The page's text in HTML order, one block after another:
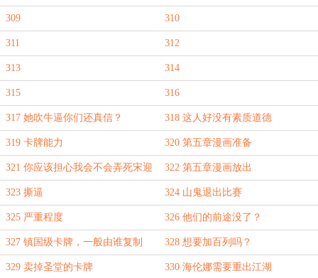
309 310
311 312
313 314
315 316
317 她吹牛逼你们还真信？ 318 这人好没有素质道德
319 卡牌能力 320 第五章漫画准备
321 你应该担心我会不会弄死宋迎
沉
322 第五章漫画放出
323 撕逼 324 山鬼退出比赛
325 严重程度 326 他们的前途没了？
327 镇国级卡牌，一般由谁复制 328 想要加百列吗？
329 卖掉圣堂的卡牌 330 海伦娜需要重出江湖